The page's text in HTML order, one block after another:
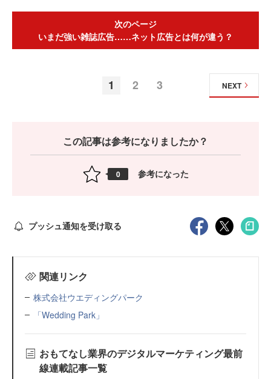
次のページ
いまだ強い雑誌広告……ネット広告とは何が違う？
1 2 3 NEXT
この記事は参考になりましたか？
0 参考になった
プッシュ通知を受け取る
関連リンク
株式会社ウエディングパーク
「Wedding Park」
おもてなし業界のデジタルマーケティング最前
線連載記事一覧